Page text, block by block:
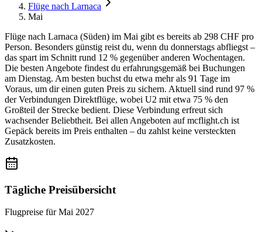
Flüge nach Larnaca
Mai
Flüge nach Larnaca (Süden) im Mai gibt es bereits ab 298 CHF pro
Person. Besonders günstig reist du, wenn du donnerstags abfliegst –
das spart im Schnitt rund 12 % gegenüber anderen Wochentagen.
Die besten Angebote findest du erfahrungsgemäß bei Buchungen
am Dienstag. Am besten buchst du etwa mehr als 91 Tage im
Voraus, um dir einen guten Preis zu sichern. Aktuell sind rund 97 %
der Verbindungen Direktflüge, wobei U2 mit etwa 75 % den
Großteil der Strecke bedient. Diese Verbindung erfreut sich
wachsender Beliebtheit. Bei allen Angeboten auf mcflight.ch ist
Gepäck bereits im Preis enthalten – du zahlst keine versteckten
Zusatzkosten.
Tägliche Preisübersicht
Flugpreise fürMai 2027